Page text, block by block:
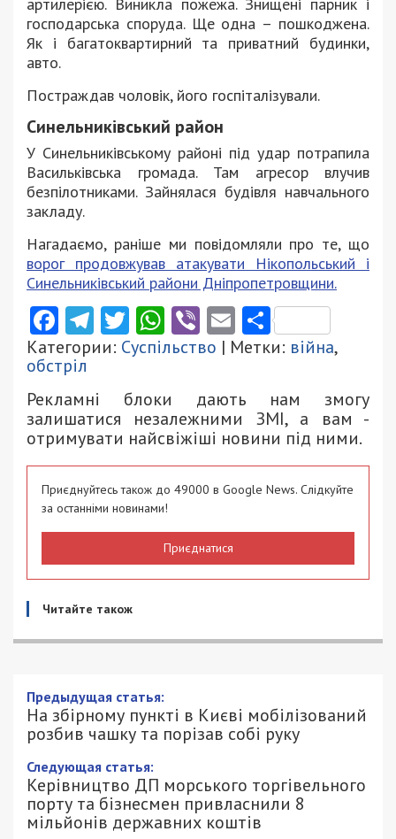
артилерією. Виникла пожежа. Знищені парник і
господарська споруда. Ще одна – пошкоджена.
Як і багатоквартирний та приватний будинки,
авто.
Постраждав чоловік, його госпіталізували.
Синельниківський район
У Синельниківському районі під удар потрапила
Васильківська громада. Там агресор влучив
безпілотниками. Зайнялася будівля навчального
закладу.
Нагадаємо, раніше ми повідомляли про те, що
ворог продовжував атакувати Нікопольський і
Синельниківський райони Дніпропетровщини.
Facebook
Telegram
Twitter
WhatsApp
ViberEmail
Категории: Суспільство | Метки: війна,
обстріл
Рекламні блоки дають нам змогу
залишатися незалежними ЗМІ, а вам -
отримувати найсвіжіші новини під ними.
Приєднуйтесь також до 49000 в Google News. Слідкуйте
за останніми новинами!
Приєднатися
Читайте також
Предыдущая статья:
На збірному пункті в Києві мобілізований
розбив чашку та порізав собі руку
Следующая статья:
Керівництво ДП морського торгівельного
порту та бізнесмен привласнили 8
мільйонів державних коштів